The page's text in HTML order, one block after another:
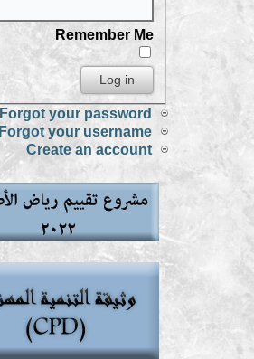
Remember Me
Forgot your password?
Forgot your username?
Create an account